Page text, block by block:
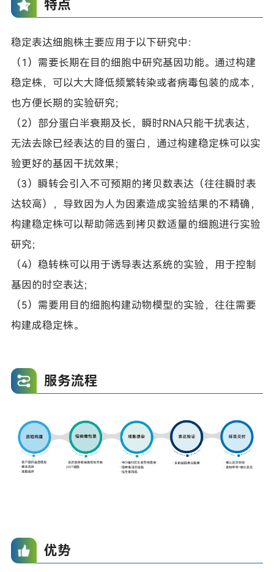
特点
稳定表达细胞株主要应用于以下研究中：
（1）需要长期在目的细胞中研究基因功能。通过构建
稳定株，可以大大降低频繁转染或者病毒包装的成本，
也方便长期的实验研究；
（2）部分蛋白半衰期及长，瞬时RNA只能干扰表达，
无法去除已经表达的目的蛋白，通过构建稳定株可以实
验更好的基因干扰效果；
（3）瞬转会引入不可预期的拷贝数表达（往往瞬时表
达较高），导致因为人为因素造成实验结果的不精确，
构建稳定株可以帮助筛选到拷贝数适量的细胞进行实验
研究；
（4）稳转株可以用于诱导表达系统的实验，用于控制
基因的时空表达；
（5）需要用目的细胞构建动物模型的实验，往往需要
构建成稳定株。
服务流程
优势